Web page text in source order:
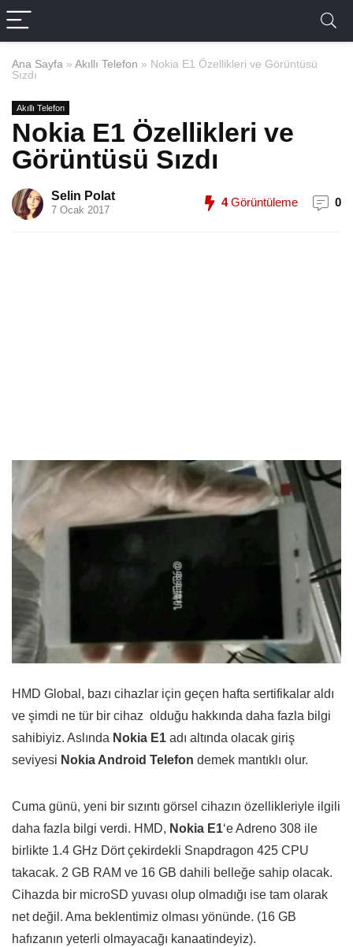
Ana Sayfa » Akıllı Telefon » Nokia E1 Özellikleri ve Görüntüsü
Sızdı
Akıllı Telefon
Nokia E1 Özellikleri ve
Görüntüsü Sızdı
Selin Polat
7 Ocak 2017
4Görüntüleme 0
HMD Global, bazı cihazlar için geçen hafta sertifikalar aldı
ve şimdi ne tür bir cihaz olduğu hakkında daha fazla bilgi
sahibiyiz. Aslında Nokia E1 adı altında olacak giriş
seviyesi Nokia Android Telefon demek mantıklı olur.
Cuma günü, yeni bir sızıntı görsel cihazın özellikleriyle ilgili
daha fazla bilgi verdi. HMD, Nokia E1‘e Adreno 308 ile
birlikte 1.4 GHz Dört çekirdekli Snapdragon 425 CPU
takacak. 2 GB RAM ve 16 GB dahili belleğe sahip olacak.
Cihazda bir microSD yuvası olup olmadığı ise tam olarak
net değil. Ama beklentimiz olması yönünde. (16 GB
hafızanın yeterli olmayacağı kanaatindeyiz).